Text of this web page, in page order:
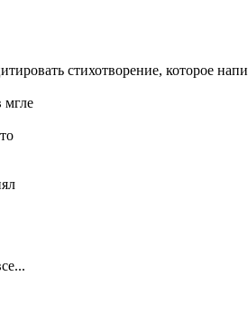
стихотворение, которое
мгле